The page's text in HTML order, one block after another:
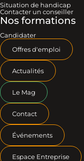
Situation de handicap
Contacter un conseiller
Nos formations
Candidater
Offres d'emploi
Actualités
Le Mag
Contact
Événements
Espace Entreprise